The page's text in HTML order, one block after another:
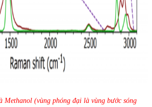
Methanol (vùng phóng đại là vùng bước sóng